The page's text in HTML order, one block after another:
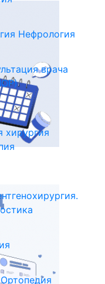
Нефрология
врача
хирургия